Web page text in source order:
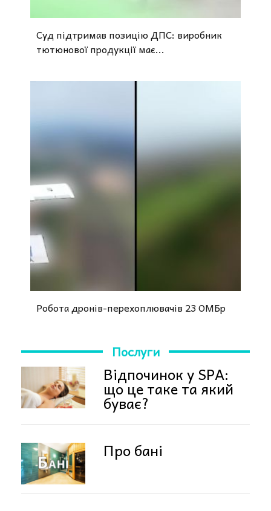
Суд підтримав позицію ДПС: виробник
тютюнової продукції має...
Робота дронів-перехоплювачів 23 ОМБр
Послуги
Відпочинок у SPA:
що це таке та який
буває?
Про бані